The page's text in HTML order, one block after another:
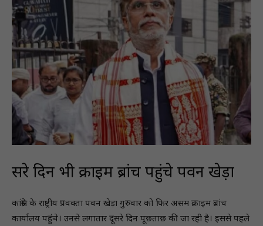
दूसरे दिन भी क्राइम ब्रांच पहुंचे पवन खेड़ा
कांग्रेस के राष्ट्रीय प्रवक्ता पवन खेड़ा गुरुवार को फिर असम क्राइम ब्रांच
कार्यालय पहुंचे। उनसे लगातार दूसरे दिन पूछताछ की जा रही है। इससे पहले